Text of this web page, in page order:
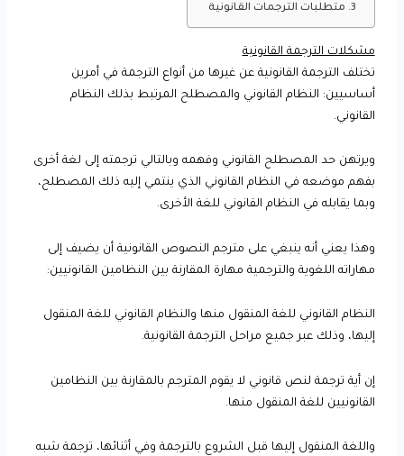
متطلبات الترجمات القانونية
مشكلات الترجمة القانونية
تختلف الترجمة القانونية عن غيرها من أنواع الترجمة في أمرين
أساسيين: النظام القانوني والمصطلح المرتبط بذلك النظام
القانوني.
ويرتهن حد المصطلح القانوني وفهمه وبالتالي ترجمته إلى لغة أخرى
بفهم موضعه في النظام القانوني الذي ينتمي إليه ذلك المصطلح،
وبما يقابله في النظام القانوني للغة الأخرى.
وهذا يعني أنه ينبغي على مترجم النصوص القانونية أن يضيف إلى
مهاراته اللغوية والترجمية مهارة المقارنة بين النظامين القانونيين:
النظام القانوني للغة المنقول منها والنظام القانوني للغة المنقول
إليها، وذلك عبر جميع مراحل الترجمة القانونية.
إن أية ترجمة لنص قانوني لا يقوم المترجم بالمقارنة بين النظامين
القانونيين للغة المنقول منها.
واللغة المنقول إليها قبل الشروع بالترجمة وفي أثنائها، ترجمة شبه